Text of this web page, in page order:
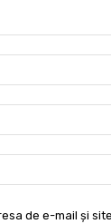
de e-mail și